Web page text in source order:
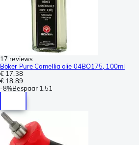
17 reviews
Böker Pure Camellia olie 04BO175, 100ml
€ 17,38
€ 18,89
-8%Bespaar 1,51